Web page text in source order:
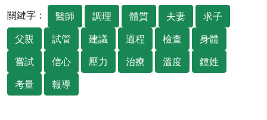
關鍵字： 醫師 調理 體質 夫妻
求子
父親
試管 建議 過程 檢查
身體
嘗試
信心 壓力 治療 溫度
鍾姓
考量
報導